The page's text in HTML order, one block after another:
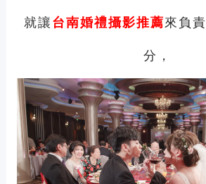
就讓 台南婚禮攝影推薦來負責
分，